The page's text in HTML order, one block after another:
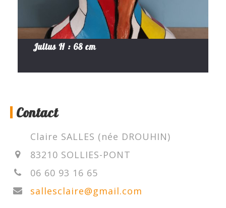
Julius H : 68 cm
Contact
Claire SALLES (née DROUHIN)
83210 SOLLIES-PONT
06 60 93 16 65
sallesclaire@gmail.com